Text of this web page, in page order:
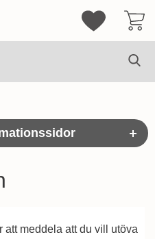
Mina
att meddela att du vill utöva